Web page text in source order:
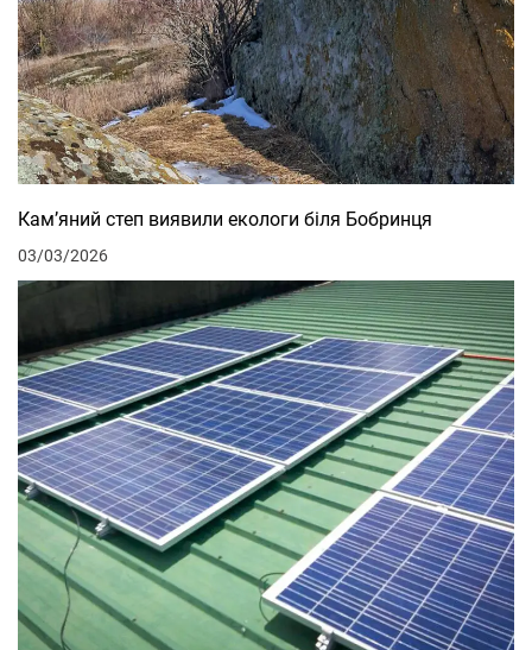
Кам’яний степ виявили екологи біля Бобринця
03/03/2026